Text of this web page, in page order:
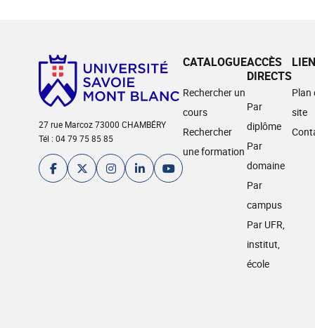
27 rue Marcoz 73000 CHAMBÉRY
Tél : 04 79 75 85 85
CATALOGUE
Rechercher un
cours
Rechercher
une formation
ACCÈS
DIRECTS
Par
diplôme
Par
domaine
Par
campus
Par UFR,
institut,
école
Plan
site